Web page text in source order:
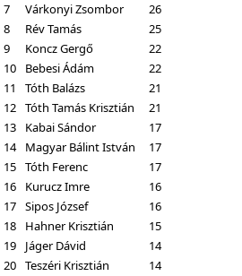
7
Várkonyi Zsombor
26
8
Rév Tamás
25
9
Koncz Gergő
22
10
Bebesi Ádám
22
11
Tóth Balázs
21
12 Tóth Tamás Krisztián
21
13
Kabai Sándor
17
14 Magyar Bálint István
17
15 Tóth Ferenc
17
16
Kurucz Imre
16
17 Sipos József
16
18
Hahner Krisztián
15
19
Jáger Dávid
14
20 Teszéri Krisztián
14